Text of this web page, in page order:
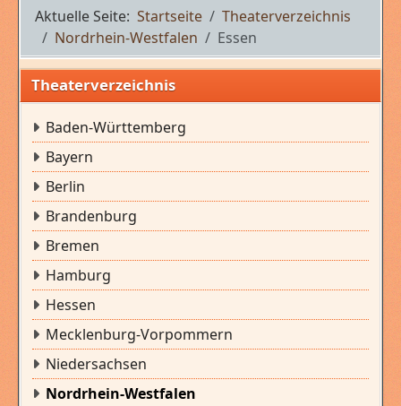
Aktuelle Seite: Startseite
Theaterverzeichnis
Nordrhein-Westfalen
Essen
Theaterverzeichnis
Baden-Württemberg
Bayern
Berlin
Brandenburg
Bremen
Hamburg
Hessen
Mecklenburg-Vorpommern
Niedersachsen
Nordrhein-Westfalen